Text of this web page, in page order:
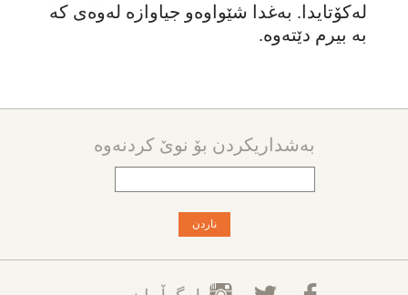
لەکۆتایدا. بەغدا شێواوەو جیاوازە لەوەی کە
بە بیرم دێتەوە.
بەشداریکردن بۆ نوێ کردنەوە